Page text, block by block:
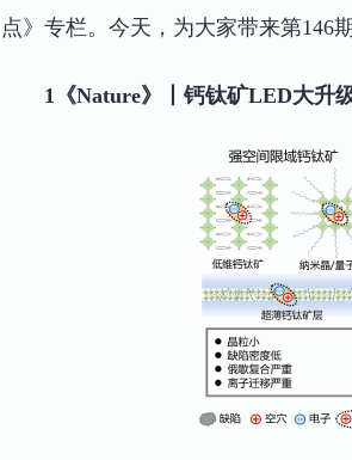
点》专栏。今天，为大家带来第146期
1《Nature》丨钙钛矿LED大升